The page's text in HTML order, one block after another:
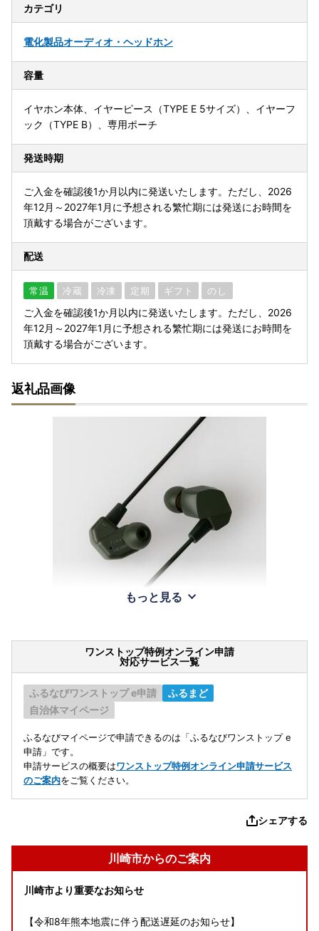
カテゴリ
電化製品オーディオ・ヘッドホン
容量
イヤホン本体、イヤーピース（TYPE E 5サイズ）、イヤーフ
ック（TYPE B）、専用ポーチ
発送時期
ご入金を確認後1か月以内に発送いたします。ただし、2026
年12月～2027年1月に予想される繁忙期には発送にお時間を
頂戴する場合がございます。
配送
常温 冷蔵 冷凍 定期 ギフト のし
ご入金を確認後1か月以内に発送いたします。ただし、2026
年12月～2027年1月に予想される繁忙期には発送にお時間を
頂戴する場合がございます。
返礼品画像
もっと見る
ワンストップ特例オンライン申請
対応サービス一覧
ふるなびワンストップ e申請
ふるまど
自治体マイページ
ふるなびマイページで申請できるのは「ふるなびワンストップ e
申請」です。
申請サービスの概要はワンストップ特例オンライン申請サービス
のご案内をご覧ください。
シェアする
川崎市からのご案内
川崎市より重要なお知らせ
【令和8年熊本地震に伴う配送遅延のお知らせ】